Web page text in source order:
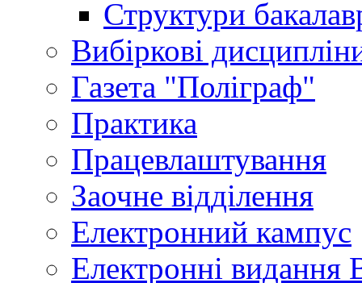
Структури
Вибіркові
Газета "Поліграф"
Практика
Працевлаштування
Заочне відділення
Електронний кампус
Електронні видання